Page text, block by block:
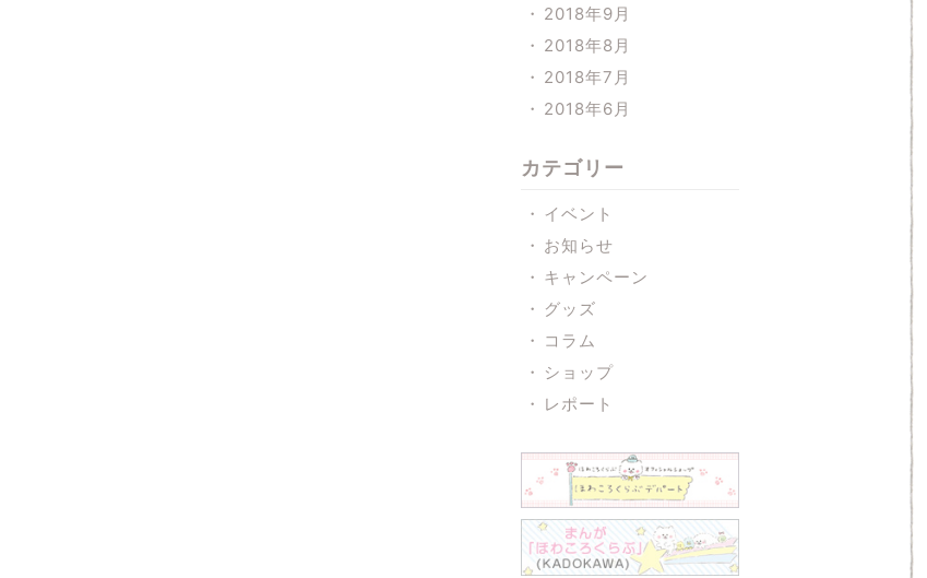
2018年9月
2018年8月
2018年7月
2018年6月
カテゴリー
イベント
お知らせ
キャンペーン
グッズ
コラム
ショップ
レポート